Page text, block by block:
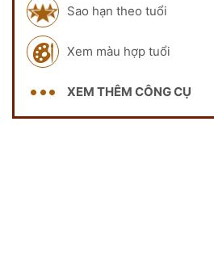
Sao hạn theo tuổi
Xem màu hợp tuổi
XEM THÊM CÔNG CỤ